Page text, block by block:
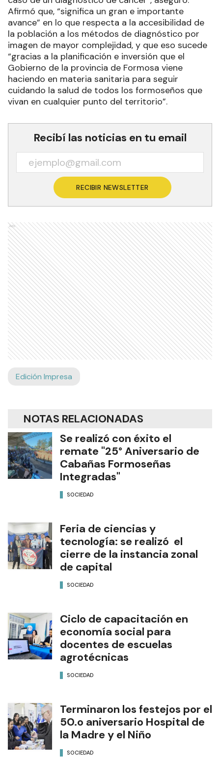
Afirmó que, “significa un gran e importante
avance” en lo que respecta a la accesibilidad de
la población a los métodos de diagnóstico por
imagen de mayor complejidad, y que eso sucede
“gracias a la planificación e inversión que el
Gobierno de la provincia de Formosa viene
haciendo en materia sanitaria para seguir
cuidando la salud de todos los formoseños que
vivan en cualquier punto del territorio”.
Recibí las noticias en tu email
RECIBIR NEWSLETTER
Ads
Edición Impresa
NOTAS RELACIONADAS
Se realizó con éxito el
remate "25° Aniversario de
Cabañas Formoseñas
Integradas"
SOCIEDAD
Feria de ciencias y
tecnología: se realizó el
cierre de la instancia zonal
de capital
SOCIEDAD
Ciclo de capacitación en
economía social para
docentes de escuelas
agrotécnicas
SOCIEDAD
Terminaron los festejos por el
50.o aniversario Hospital de
la Madre y el Niño
SOCIEDAD